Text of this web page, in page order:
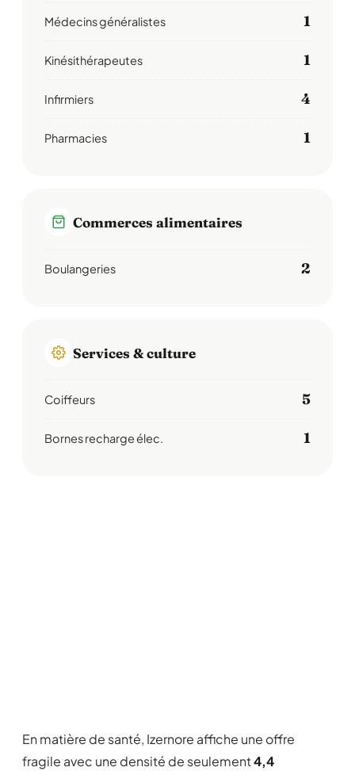
Médecins généralistes 1
Kinésithérapeutes 1
Infirmiers 4
Pharmacies 1
Commerces alimentaires
Boulangeries 2
Services & culture
Coiffeurs 5
Bornes recharge élec. 1
En matière de santé, Izernore affiche une offre
fragile avec une densité de seulement4,4